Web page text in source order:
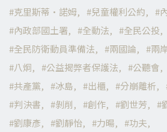
克里斯蒂·諾姆
兒童權利公約
內政部國土署
全動法
全民公投
全民防衛動員準備法
兩國論
兩
八炯
公益揭弊者保護法 公聽會
共產黨
冰島 出櫃 分崩離析
判決書
剝削 創作 劉世芳
劉康彥
劉靜怡 力暘
功夫